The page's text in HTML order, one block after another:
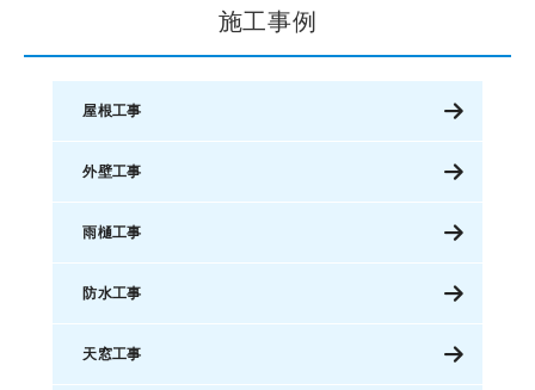
施工事例
屋根工事
外壁工事
雨樋工事
防水工事
天窓工事